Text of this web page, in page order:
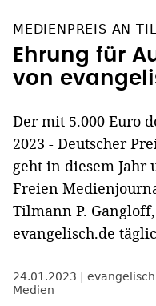
MEDIENPREIS AN
Ehrung für
von
Der mit 5.000 Euro
2023 - Deutscher
geht in diesem Jahr
Freien
Tilmann P.
evangelisch.de
24.01.2023
Medien